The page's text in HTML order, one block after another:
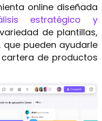
online diseñada
estratégico y
de plantillas,
que pueden ayudarle
de productos